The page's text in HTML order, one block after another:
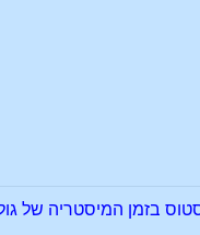
בזמן המיסטריה של